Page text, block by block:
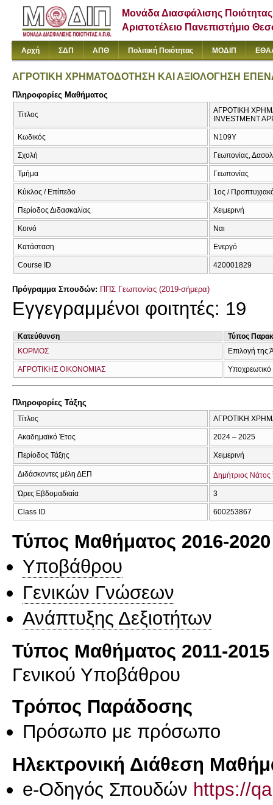
Μονάδα Διασφάλισης Ποιότητας
Αριστοτέλειο Πανεπιστήμιο
Αρχή ΣΔΠ ΑΠΘ Πολιτική Ποιότητας ΜΟΔΙΠ
ΑΓΡΟΤΙΚΗ ΧΡΗΜΑΤΟΔΟΤΗΣΗ ΚΑΙ ΑΞΙΟΛΟΓΗΣΗ
Πληροφορίες Μαθήματος
Τίτλος
ΑΓΡΟΤΙΚΗ
INVESTMENT
Κωδικός Ν109Υ
Σχολή Γεωπονίας,
Τμήμα Γεωπονίας
Κύκλος / Επίπεδο 1ος /
Περίοδος Διδασκαλίας Χειμερινή
Κοινό Ναι
Κατάσταση Ενεργό
Course ID 420001829
Πρόγραμμα Σπουδών: ΠΠΣ Γεωπονίας (2019-σήμερα)
Εγγεγραμμένοι φοιτητές: 19
Κατεύθυνση
Τύπος
ΚΟΡΜΟΣ
Επιλογή της
ΑΓΡΟΤΙΚΗΣ ΟΙΚΟΝΟΜΙΑΣ
Πληροφορίες Τάξης
Τίτλος ΑΓΡΟΤΙΚΗ
Ακαδημαϊκό Έτος 2024 – 2025
Περίοδος Τάξης Χειμερινή
Διδάσκοντες μέλη ΔΕΠ Δημήτριος Νάτος
Ώρες Εβδομαδιαία 3
Class ID 600253867
Τύπος Μαθήματος 2016-2020
Υποβάθρου
Γενικών Γνώσεων
Ανάπτυξης Δεξιοτήτων
Τύπος Μαθήματος 2011-2015
Γενικού Υποβάθρου
Τρόπος Παράδοσης
Πρόσωπο με πρόσωπο
Ηλεκτρονική Διάθεση
e-Οδηγός Σπουδών https://